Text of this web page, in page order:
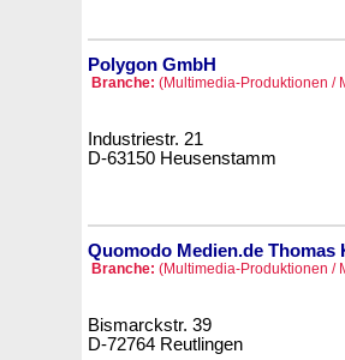
Polygon GmbH
Branche: (Multimedia-Produktionen /
Industriestr. 21
D-63150 Heusenstamm
Quomodo Medien.de Thomas
Branche: (Multimedia-Produktionen /
Bismarckstr. 39
D-72764 Reutlingen